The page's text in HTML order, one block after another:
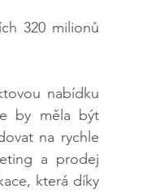
320 milionů
nabídku
by měla být
na rychle
a prodej
která díky